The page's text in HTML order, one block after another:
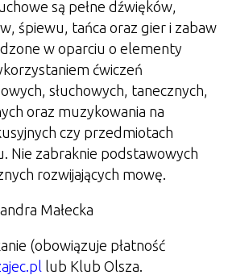
są pełne dźwięków,
śpiewu, tańca oraz gier i zabaw
w oparciu o elementy
ćwiczeń
słuchowych, tanecznych,
oraz muzykowania na
czy przedmiotach
Nie zabraknie podstawowych
rozwijających mowę.
Małecka
(obowiązuje płatność
lub Klub Olsza.